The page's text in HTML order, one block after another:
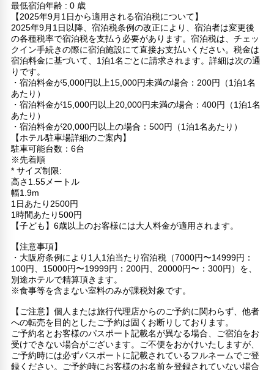
最低宿泊年齢 : 0 歳
【2025年9月1日から適用される宿泊税について】
2025年9月1日以降、宿泊税条例の改正により、宿泊者は変更後
の各種税率で宿泊税を支払う必要があります。宿泊税は、チェッ
クイン手続きの際に宿泊施設にて直接お支払いください。税金は
宿泊料金に基づいて、1泊1名ごとに請求されます。詳細は次の通
りです。
・宿泊料金が5,000円以上15,000円未満の場合：200円（1泊1名
あたり）
・宿泊料金が15,000円以上20,000円未満の場合：400円（1泊1名
あたり）
・宿泊料金が20,000円以上の場合：500円（1泊1名あたり）
【ホテル駐車場詳細のご案内】
駐車可能台数：6台
※先着順
* サイズ制限:
高さ1.55メートル
幅1.9m
1日あたり2500円
1時間あたり500円
【子ども】6歳以上のお客様には大人料金が適用されます。
【注意事項】
・大阪府条例により1人1泊当たり宿泊税（7000円〜14999円：
100円、15000円〜19999円：200円、20000円〜：300円）を、
別途ホテルで精算頂きます。
※食事等を含まない室料のみが課税対象です。
【ご注意】個人または旅行代理店からのご予約に関わらず、他者
への転売を目的としたご予約は固くお断りしております。
ご予約名とお客様のパスポート記載名が異なる場合、ご宿泊をお
受けできない場合がございます。ご不便をおかけいたしますが、
ご予約時には必ずパスポートに記載されているフルネームでご登
録ください。ご予約時にお客様のお名前を登録されていない場合